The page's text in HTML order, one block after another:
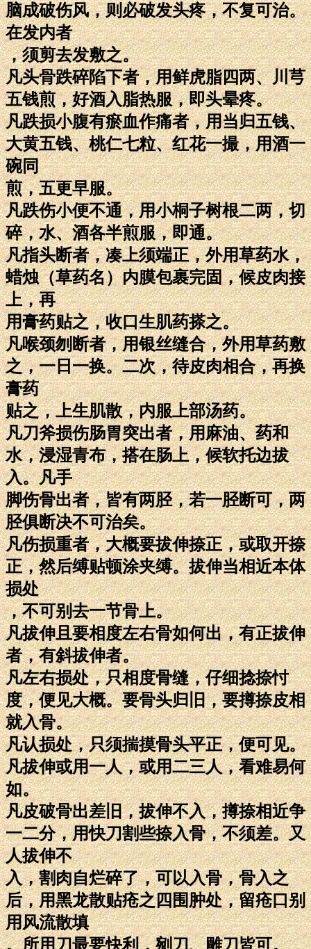
脑成破伤风，则必破发头疼，不复可治。
在发内者
，须剪去发敷之。
凡头骨跌碎陷下者，用鲜虎脂四两、川芎
五钱煎，好酒入脂热服，即头晕疼。
凡跌损小腹有瘀血作痛者，用当归五钱、
大黄五钱、桃仁七粒、红花一撮，用酒一
碗同
煎，五更早服。
凡跌伤小便不通，用小桐子树根二两，切
碎，水、酒各半煎服，即通。
凡指头断者，凑上须端正，外用草药水，
蜡烛（草药名）内膜包裹完固，候皮肉接
上，再
用膏药贴之，收口生肌药搽之。
凡喉颈刎断者，用银丝缝合，外用草药敷
之，一日一换。二次，待皮肉相合，再换
膏药
贴之，上生肌散，内服上部汤药。
凡刀斧损伤肠胃突出者，用麻油、药和
水，浸湿青布，搭在肠上，候软托边拔
入。凡手
脚伤骨出者，皆有两胫，若一胫断可，两
胫俱断决不可治矣。
凡伤损重者，大概要拔伸捺正，或取开捺
正，然后缚贴顿涂夹缚。拔伸当相近本体
损处
，不可别去一节骨上。
凡拔伸且要相度左右骨如何出，有正拔伸
者，有斜拔伸者。
凡左右损处，只相度骨缝，仔细捻捺忖
度，便见大概。要骨头归旧，要撙捺皮相
就入骨。
凡认损处，只须揣摸骨头平正，便可见。
凡拔伸或用一人，或用二三人，看难易何
如。
凡皮破骨出差旧，拔伸不入，撙捺相近争
一二分，用快刀割些捺入骨，不须差。又
人拔伸不
入，割肉自烂碎了，可以入骨，骨入之
后，用黑龙散贴疮之四围肿处，留疮口别
用风流散填
。所用刀最要快利，剜刀、雕刀皆可。